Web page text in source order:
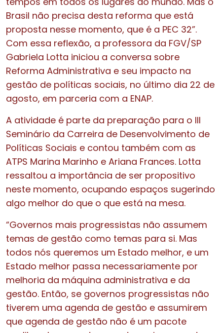
Brasil não precisa desta reforma que está
proposta nesse momento, que é a PEC 32”.
Com essa reflexão, a professora da FGV/SP
Gabriela Lotta iniciou a conversa sobre
Reforma Administrativa e seu impacto na
gestão de políticas sociais, no último dia 22 de
agosto, em parceria com a ENAP.
A atividade é parte da preparação para o III
Seminário da Carreira de Desenvolvimento de
Políticas Sociais e contou também com as
ATPS Marina Marinho e Ariana Frances. Lotta
ressaltou a importância de ser propositivo
neste momento, ocupando espaços sugerindo
algo melhor do que o que está na mesa.
“Governos mais progressistas não assumem
temas de gestão como temas para si. Mas
todos nós queremos um Estado melhor, e um
Estado melhor passa necessariamente por
melhoria da máquina administrativa e da
gestão. Então, se governos progressistas não
tiverem uma agenda de gestão e assumirem
que agenda de gestão não é um pacote